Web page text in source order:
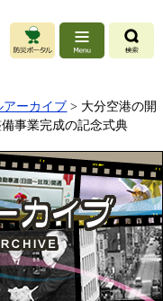
アーカイブ > 大分空港の開
事業完成の記念式典